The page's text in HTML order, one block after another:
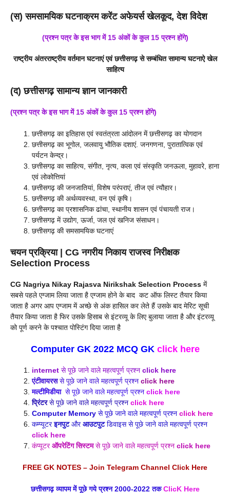
(स) समसामयिक घटनाक्रम करेंट अफेयर्स खेलकूद, देश विदेश
(प्रश्न पत्र के इस भाग में 15 अंकों के कुल 15 प्रश्न होंगे)
राष्ट्रीय अंतरराष्ट्रीय वर्तमान घटनाएं एवंछत्तीसगढ़ से सम्बंधित सामान्य घटनाऐ खेल
साहित्य
(द) छत्तीसगढ़ सामान्य ज्ञान जानकारी
(प्रश्न पत्र के इस भाग में 15 अंकों के कुल 15 प्रश्न होंगे)
छत्तीसगढ़ का इतिहास एवं स्वतंत्रता आंदोलन में छत्तीसगढ़ का योगदान
छत्तीसगढ़ का भूगोल, जलवायु भौतिक दशाएं. जनगणना, पुरातात्विक एवं
पर्यटन केन्द्र।
छत्तीसगढ़ का साहित्य, संगीत, नृत्य, कला एवं संस्कृति जनऊला, मुहावरे, हाना
एवं लोकोत्तियां
छत्तीसगढ़ की जनजातियां, विशेष परंपराएं, तीज एवं त्यौहार।
छत्तीसगढ़ की अर्थव्यवस्था, वन एवं कृषि।
छत्तीसगढ़ का प्रशासनिक ढांचा, स्थानीय शासन एवं पंचायती राज।
छत्तीसगढ़ में उद्योग, ऊर्जा, जल एवं खनिज संसाधन।
छत्तीसगढ़ की समसामयिक घटनाएं
चयन प्रक्रिया| CGनगरीय निकाय राजस्व निरीक्षक
Selection Process
CG Nagriya Nikay Rajasva Nirikshak Selection Process में
सबसे पहले एग्जाम लिया जाता है एग्जाम होने के बाद कट ऑफ लिस्ट तैयार किया
जाता है अगर आप एग्जाम में अच्छे से अंक हासिल कर लेते हैं उसके बाद मेरिट सूची
तैयार किया जाता है फिर उसके हिसाब से इंटरव्यू के लिए बुलाया जाता है और इंटरव्यू
को पूर्ण करने के पश्चात पोस्टिंग दिया जाता है
Computer GK 2022 MCQ GK click here
internet से पूछे जाने वाले महत्वपूर्ण प्रश्न click here
एंटीवायरससे पूछे जाने वाले महत्वपूर्ण प्रश्न click here
मल्टीमिडीया से पूछे जाने वाले महत्वपूर्ण प्रश्न click here
प्रिंटरसे पूछे जाने वाले महत्वपूर्ण प्रश्न click here
Computer Memory से पूछे जाने वाले महत्वपूर्ण प्रश्न click here
कम्प्यूटरइनपुटऔरआउटपुटडिवाइस से पूछे जाने वाले महत्वपूर्ण प्रश्न
click here
कंप्यूटरऑपरेटिंग सिस्टमसे पूछे जाने वाले महत्वपूर्ण प्रश्न click here
FREE GK NOTES – Join Telegram Channel Click Here
छत्तीसगढ़ व्यापम में पूछे गये प्रश्न 2000-2022 तक ClicK Here